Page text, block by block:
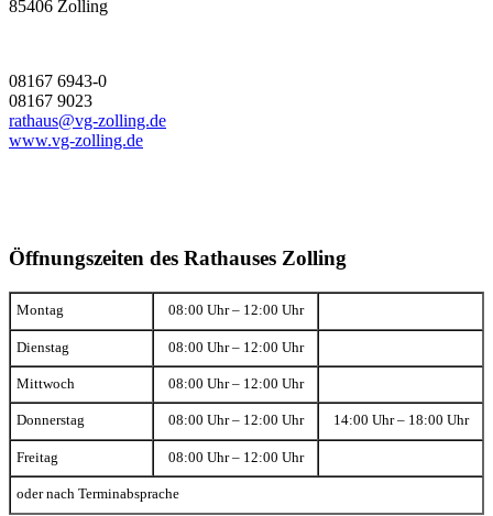
85406 Zolling
08167 6943-0
08167 9023
rathaus@vg-zolling.de
www.vg-zolling.de
Öffnungszeiten des Rathauses Zolling
Montag 08:00 Uhr – 12:00 Uhr
Dienstag 08:00 Uhr – 12:00 Uhr
Mittwoch 08:00 Uhr – 12:00 Uhr
Donnerstag 08:00 Uhr – 12:00 Uhr 14:00 Uhr – 18:00 Uhr
Freitag 08:00 Uhr – 12:00 Uhr
oder nach Terminabsprache